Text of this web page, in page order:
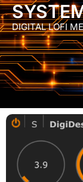
DIGITAL LOFI